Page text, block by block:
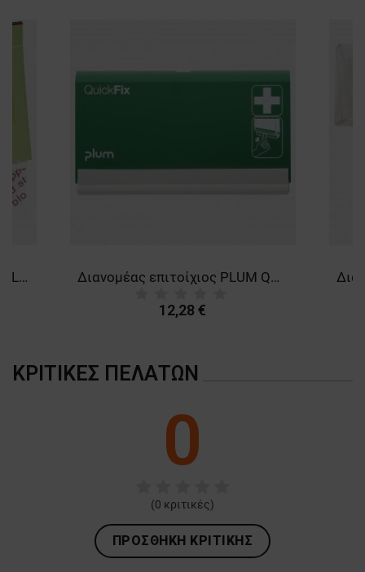
Αιμοστατικοί λευκοπλάστες PLUM QUICKFIX REFILL Διανομέας επιτοίχιος PLUM QUICKFIX DUO
12,28 €
ΚΡΙΤΙΚΈΣ ΠΕΛΑΤΏΝ
0
(0 κριτικές)
ΠΡΟΣΘΉΚΗ ΚΡΙΤΙΚΉΣ